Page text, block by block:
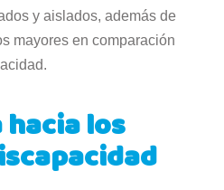
y aislados, además de
mayores en comparación
los